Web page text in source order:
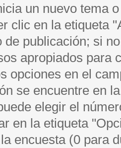
un nuevo tema
clic en la etiqueta
de publicación; si
apropiados para
opciones en el
se encuentre en
elegir el
en la etiqueta
encuesta (0 para